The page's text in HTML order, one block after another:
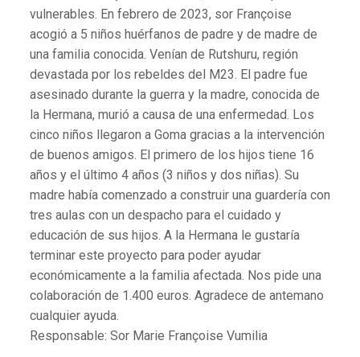
vulnerables. En febrero de 2023, sor Françoise
acogió a 5 niños huérfanos de padre y de madre de
una familia conocida. Venían de Rutshuru, región
devastada por los rebeldes del M23. El padre fue
asesinado durante la guerra y la madre, conocida de
la Hermana, murió a causa de una enfermedad. Los
cinco niños llegaron a Goma gracias a la intervención
de buenos amigos. El primero de los hijos tiene 16
años y el último 4 años (3 niños y dos niñas). Su
madre había comenzado a construir una guardería con
tres aulas con un despacho para el cuidado y
educación de sus hijos. A la Hermana le gustaría
terminar este proyecto para poder ayudar
económicamente a la familia afectada. Nos pide una
colaboración de 1.400 euros. Agradece de antemano
cualquier ayuda.
Responsable: Sor Marie Françoise Vumilia